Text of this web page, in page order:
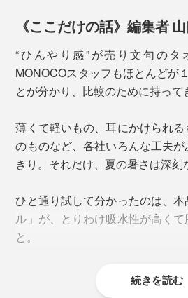
タオルを首にかければ、全身を駆
首には太い血管があるので、首
全身に送られ、熱中症対策にも一
ウォーキングやトレーニング、
夏の家事やガーデニング……、暑
り今治タオル」を首にかけてくだ
ています。
※皮膚から生地へ“瞬間的にどれだけ熱が移動した
ひんやり感に加えて優秀なのが肌
冷感素材の中には、濡らすと肌に
あるもの、乾いた状態だとごわ
すが、本品は濡らしても乾いて
か。ずっと首にかけていても快適
《ここだけの話》編集者
“ひんやり感”が売り文句のタ
MONOCOスタッフもほとんどが
とが分かり、比較のために持って
薄くて軽いもの、耳にかけられ
のものなど、各社いろんな工夫
きり。それだけ、夏の暑さは深刻
ひと通り試して分かったのは、
ル」が、とりわけ吸水性が高く
と。
続きを読む